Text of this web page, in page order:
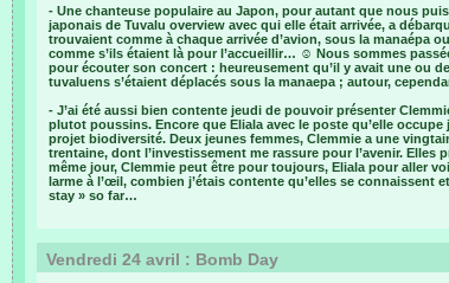
- Une chanteuse populaire au Japon, pour autant que nous
japonais de Tuvalu overview avec qui elle était arrivée, a
trouvaient comme à chaque arrivée d’avion, sous la manaépa
comme s’ils étaient là pour l’accueillir… ☺ Nous sommes
pour écouter son concert : heureusement qu’il y avait une ou
tuvaluens s’étaient déplacés sous la manaepa ; autour,
- J’ai été aussi bien contente jeudi de pouvoir présenter
plutot poussins. Encore que Eliala avec le poste qu’elle
projet biodiversité. Deux jeunes femmes, Clemmie a une
trentaine, dont l’investissement me rassure pour l’avenir. Elles
même jour, Clemmie peut être pour toujours, Eliala pour aller
larme à l’œil, combien j’étais contente qu’elles se connaissent
stay » so far…
Vendredi 24 avril : Bomb Day